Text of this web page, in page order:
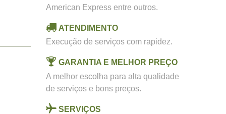
American Express entre outros.
ATENDIMENTO
Execução de serviços com rapidez.
GARANTIA E MELHOR PREÇO
A melhor escolha para alta qualidade
de serviços e bons preços.
SERVIÇOS